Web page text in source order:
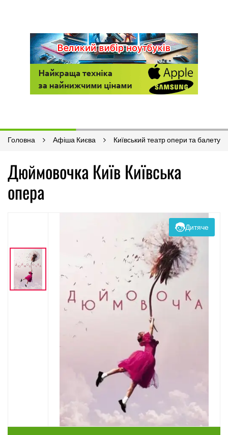
Головна Афіша Києва Київський театр опери та балету
Дюймовочка Київ Київська
опера
Дитяче